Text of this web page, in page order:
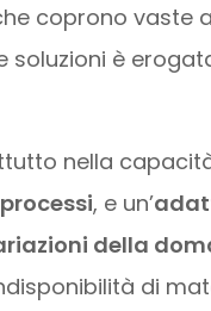
coprono vaste
soluzioni è
nella
, e un’
della
di